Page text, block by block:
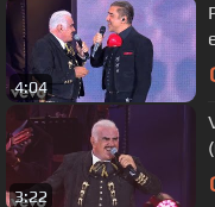
4:04
3:22